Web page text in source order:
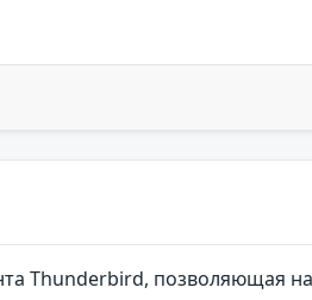
Thunderbird, позволяющая